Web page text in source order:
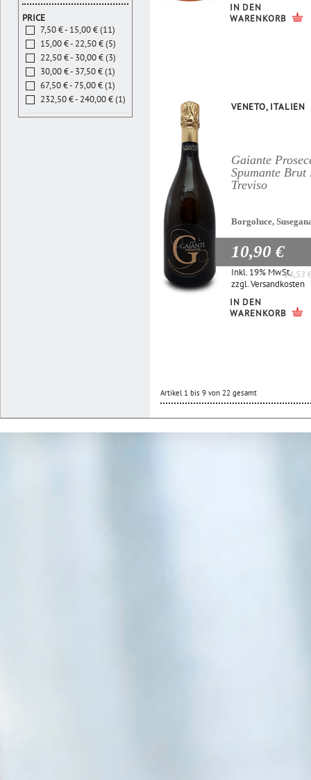
IN DEN
WARENKORB
VENETO, ITALIEN
Gaiante
Spumante Brut
Treviso
Borgoluce,
10,90 €
14,53
Inkl. 19% MwSt.
zzgl.Versandkosten
IN DEN
WARENKORB
Artikel 1 bis 9 von 22 gesamt
PRICE
7,50 € - 15,00 € (11)
15,00 € - 22,50 € (5)
22,50 € - 30,00 € (3)
30,00 € - 37,50 € (1)
67,50 € - 75,00 € (1)
232,50 € - 240,00 € (1)